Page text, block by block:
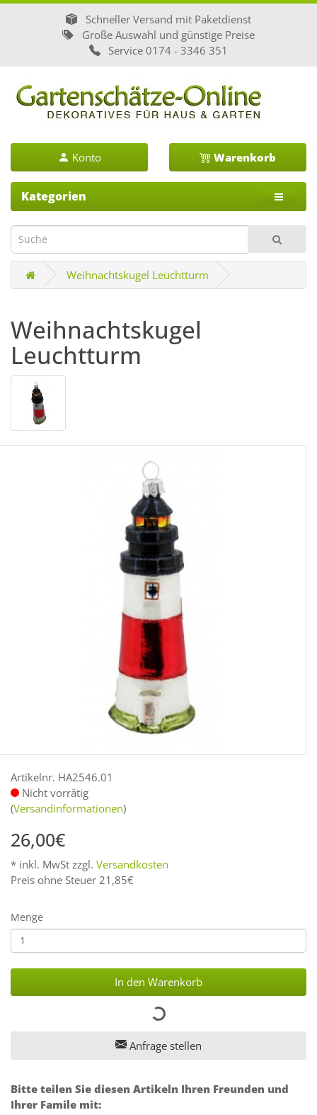
Schneller Versand mit Paketdienst
Große Auswahl und günstige Preise
Service0174 - 3346 351
Konto Warenkorb
Kategorien
Weihnachtskugel Leuchtturm
Weihnachtskugel
Leuchtturm
Artikelnr. HA2546.01
Nicht vorrätig
(Versandinformationen)
26,00€
* inkl. MwSt zzgl. Versandkosten
Preis ohne Steuer 21,85€
Menge
In den Warenkorb
Anfrage stellen
Bitte teilen Sie diesen Artikeln Ihren Freunden und
Ihrer Famile mit: